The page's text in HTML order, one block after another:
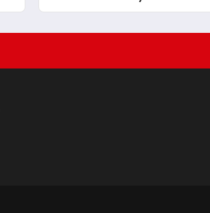
Madoka Plus Türkiye’de